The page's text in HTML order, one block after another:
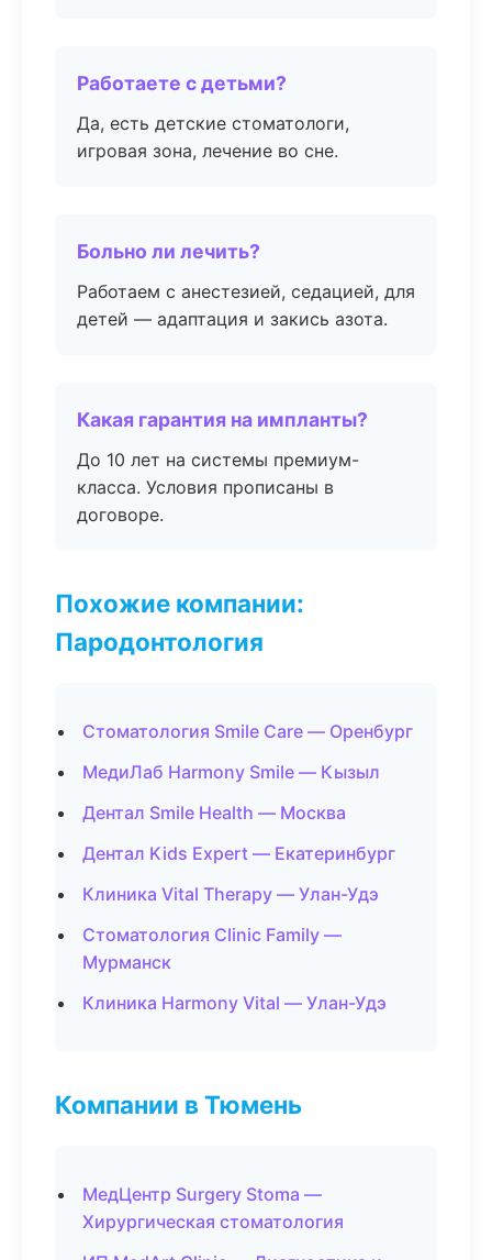
Работаете с детьми?
Да, есть детские стоматологи,
игровая зона, лечение во сне.
Больно ли лечить?
Работаем с анестезией, седацией, для
детей — адаптация и закись азота.
Какая гарантия на импланты?
До 10 лет на системы премиум-
класса. Условия прописаны в
договоре.
Похожие компании:
Пародонтология
Стоматология Smile Care — Оренбург
МедиЛаб Harmony Smile — Кызыл
Дентал Smile Health — Москва
Дентал Kids Expert — Екатеринбург
Клиника Vital Therapy — Улан-Удэ
Стоматология Clinic Family —
Мурманск
Клиника Harmony Vital — Улан-Удэ
Компании в Тюмень
МедЦентр Surgery Stoma —
Хирургическая стоматология